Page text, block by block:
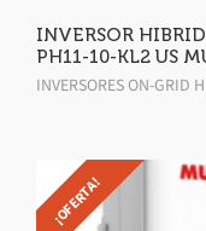
INVERSOR
PH11-10-KL2 US
INVERSORES ON-GRID
¡OFERTA!